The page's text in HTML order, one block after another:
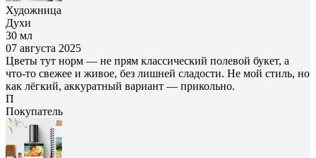
Художница
Духи
30 мл
07 августа 2025
Цветы тут норм — не прям классический полевой букет, а
что-то свежее и живое, без лишней сладости. Не мой стиль, но
как лёгкий, аккуратный вариант — прикольно.
П
Покупатель